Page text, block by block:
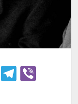
M T